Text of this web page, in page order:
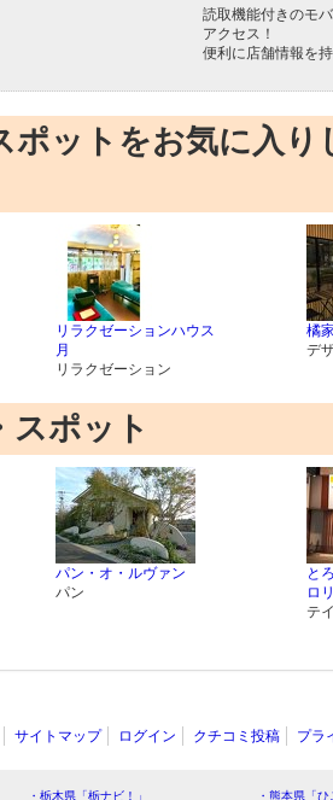
読取機能付きのモ
アクセス！
便利に店舗情報を
ポットをお気に入
リラクゼーションハウス
月
リラクゼーション
橘
デ
スポット
パン・オ・ルヴァン
パン
と
ロ
テ
サイトマップ ログイン クチコミ投稿 プラ
・栃木県「栃ナビ！」 ・熊本県「